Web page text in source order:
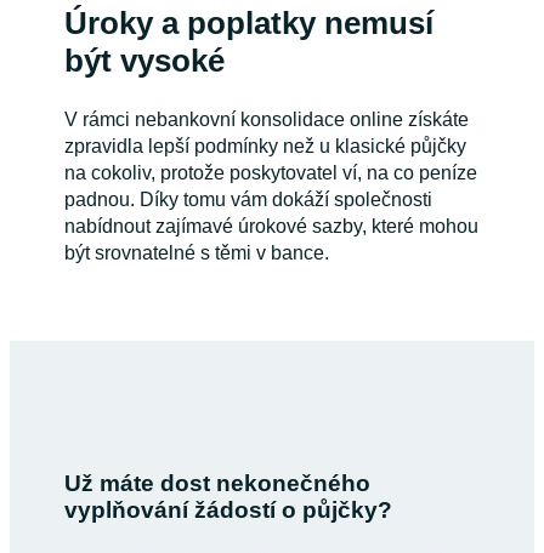
Úroky a poplatky nemusí
být vysoké
V rámci nebankovní konsolidace online získáte
zpravidla lepší podmínky než u klasické půjčky
na cokoliv, protože poskytovatel ví, na co peníze
padnou. Díky tomu vám dokáží společnosti
nabídnout zajímavé úrokové sazby, které mohou
být srovnatelné s těmi v bance.
Už máte dost nekonečného
vyplňování žádostí o půjčky?